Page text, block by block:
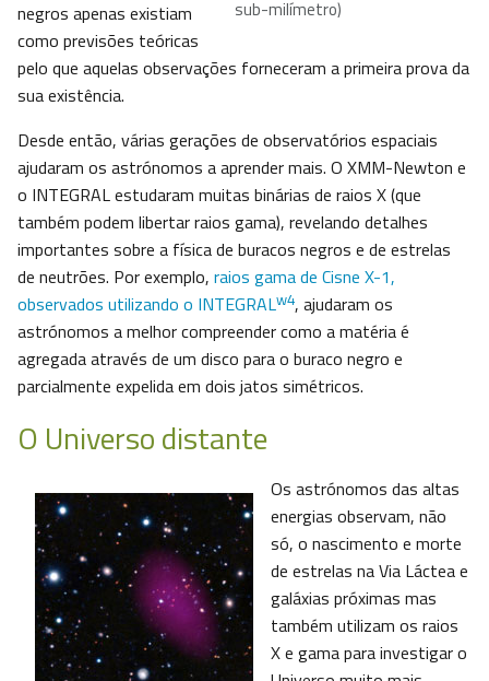
sub-milímetro)
negros apenas existiam
como previsões teóricas
pelo que aquelas observações forneceram a primeira prova da
sua existência.
Desde então, várias gerações de observatórios espaciais
ajudaram os astrónomos a aprender mais. O XMM-Newton e
o INTEGRAL estudaram muitas binárias de raios X (que
também podem libertar raios gama), revelando detalhes
importantes sobre a física de buracos negros e de estrelas
de neutrões. Por exemplo, raios gama de Cisne X-1,
observados utilizando o INTEGRALw4, ajudaram os
astrónomos a melhor compreender como a matéria é
agregada através de um disco para o buraco negro e
parcialmente expelida em dois jatos simétricos.
O Universo distante
Os astrónomos das altas
energias observam, não
só, o nascimento e morte
de estrelas na Via Láctea e
galáxias próximas mas
também utilizam os raios
X e gama para investigar o